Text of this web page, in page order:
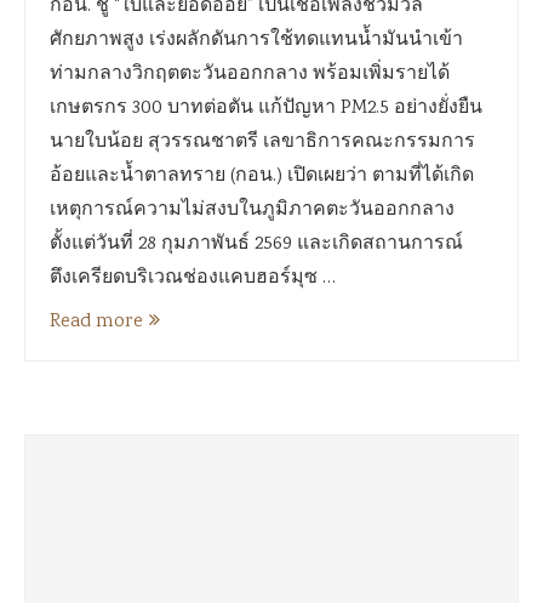
กอน. ชู “ใบและยอดอ้อย” เป็นเชื้อเพลิงชีวมวล
ศักยภาพสูง เร่งผลักดันการใช้ทดแทนน้ำมันนำเข้า
ท่ามกลางวิกฤตตะวันออกกลาง พร้อมเพิ่มรายได้
เกษตรกร 300 บาทต่อตัน แก้ปัญหา PM2.5 อย่างยั่งยืน
นายใบน้อย สุวรรณชาตรี เลขาธิการคณะกรรมการ
อ้อยและน้ำตาลทราย (กอน.) เปิดเผยว่า ตามที่ได้เกิด
เหตุการณ์ความไม่สงบในภูมิภาคตะวันออกกลาง
ตั้งแต่วันที่ 28 กุมภาพันธ์ 2569 และเกิดสถานการณ์
ตึงเครียดบริเวณช่องแคบฮอร์มุซ …
Read more